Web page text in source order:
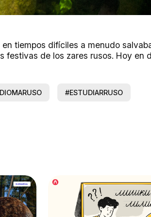
tiempos difíciles a menudo
festivas de los zares rusos. Hoy en
#ESTUDIARRUSO